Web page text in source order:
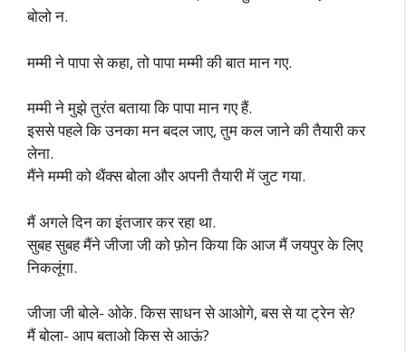
बोलो न.
मम्मी ने पापा से कहा, तो पापा मम्मी की बात मान गए.
मम्मी ने मुझे तुरंत बताया कि पापा मान गए हैं.
इससे पहले कि उनका मन बदल जाए, तुम कल जाने की तैयारी कर
लेना.
मैंने मम्मी को थैंक्स बोला और अपनी तैयारी में जुट गया.
मैं अगले दिन का इंतजार कर रहा था.
सुबह सुबह मैंने जीजा जी को फ़ोन किया कि आज मैं जयपुर के लिए
निकलूंगा.
जीजा जी बोले- ओके. किस साधन से आओगे, बस से या ट्रेन से?
मैं बोला- आप बताओ किस से आऊं?